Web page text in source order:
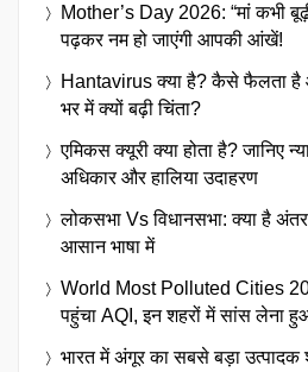
Mother’s Day 2026: “मां कभी
पढ़कर नम हो जाएंगी आपकी आंखें!
Hantavirus क्या है? कैसे फैलता है
भर में क्यों बढ़ी चिंता?
एमिकस क्यूरी क्या होता है? जानिए
अधिकार और हालिया उदाहरण
लोकसभा Vs विधानसभा: क्या है
आसान भाषा में
World Most Polluted Cities
पहुंचा AQI, इन शहरों में सांस लेना
भारत में अंगूर का सबसे बड़ा उत्पादक